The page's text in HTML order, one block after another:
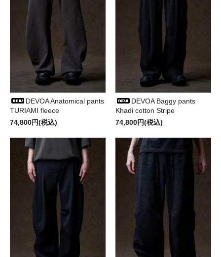
DEVOA Anatomical pants
TURIAMI fleece
74,800円(税込)
DEVOA Baggy pants
Khadi cotton Stripe
74,800円(税込)